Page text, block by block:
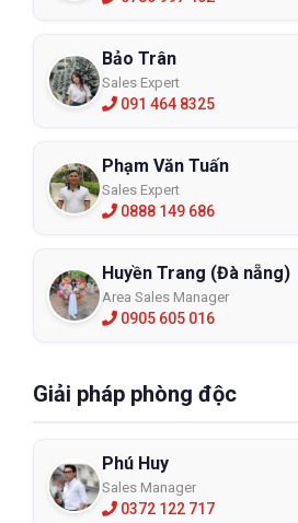
Bảo Trân
Sales Expert
091 464 8325
Phạm Văn Tuấn
Sales Expert
0888 149 686
Huyền Trang (Đà nẵng)
Area Sales Manager
0905 605 016
Giải pháp phòng độc
Phú Huy
Sales Manager
0372 122 717